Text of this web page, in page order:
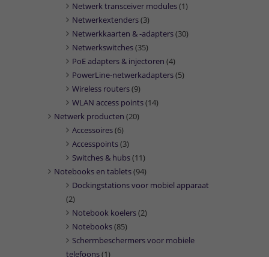
Netwerk transceiver modules(1)
Netwerkextenders(3)
Netwerkkaarten & -adapters(30)
Netwerkswitches(35)
PoE adapters & injectoren (4)
PowerLine-netwerkadapters(5)
Wireless routers(9)
WLAN access points(14)
Netwerk producten (20)
Accessoires(6)
Accesspoints(3)
Switches & hubs(11)
Notebooks en tablets(94)
Dockingstations voor mobiel apparaat
(2)
Notebook koelers(2)
Notebooks(85)
Schermbeschermers voor mobiele
telefoons(1)